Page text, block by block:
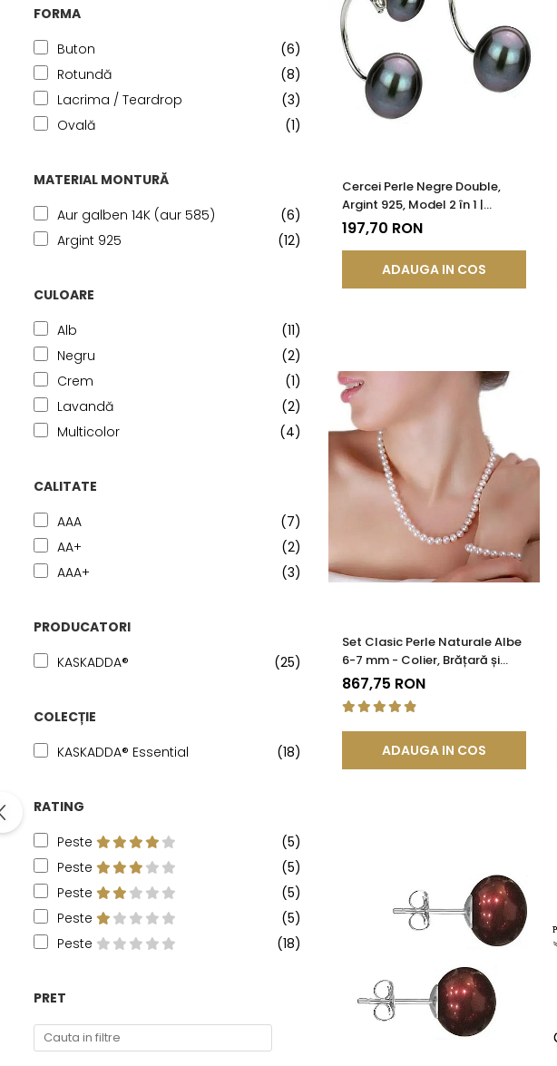
FORMA
Buton
(6)
Rotundă
(8)
Lacrima / Teardrop
(3)
Ovală
(1)
MATERIAL MONTURĂ
Aur galben 14K (aur 585)
(6)
Argint 925
(12)
CULOARE
Alb
(11)
Negru
(2)
Crem
(1)
Lavandă
(2)
Multicolor
(4)
CALITATE
AAA
(7)
AA+
(2)
AAA+
(3)
PRODUCATORI
KASKADDA®
(25)
COLECȚIE
KASKADDA® Essential
(18)
RATING
Peste
(5)
Peste
(5)
Peste
(5)
Peste
(5)
Peste
(18)
PRET
Cercei Perle Negre Double,
Argint 925, Model 2 în 1 |
KASKADDA®
197,70 RON
ADAUGA IN COS
Set Clasic Perle Naturale Albe
6-7 mm - Colier, Brățară și
Cercei, Argint 925 | KASKADDA®
867,75 RON
ADAUGA IN COS